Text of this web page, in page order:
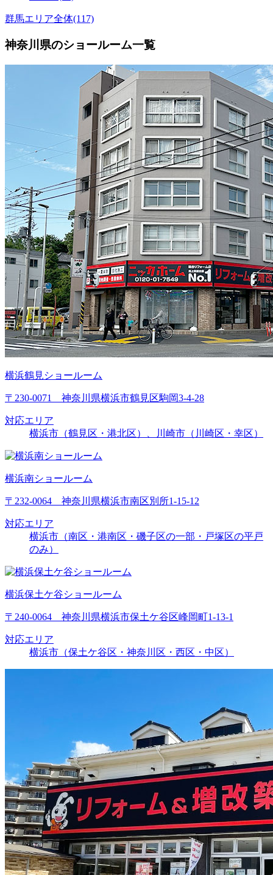
群馬エリア全体(117)
神奈川県のショールーム一覧
横浜鶴見ショールーム
〒230-0071 神奈川県横浜市鶴見区駒岡3-4-28
対応エリア
横浜市（鶴見区・港北区）、川崎市（川崎区・幸区）
横浜南ショールーム
〒232-0064 神奈川県横浜市南区別所1-15-12
対応エリア
横浜市（南区・港南区・磯子区の一部・戸塚区の平戸
のみ）
横浜保土ケ谷ショールーム
〒240-0064 神奈川県横浜市保土ケ谷区峰岡町1-13-1
対応エリア
横浜市（保土ケ谷区・神奈川区・西区・中区）